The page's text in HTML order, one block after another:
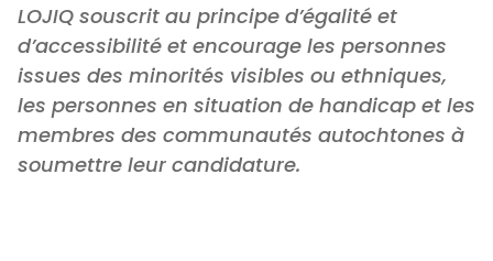
LOJIQ souscrit au principe d’égalité et
d’accessibilité et encourage les personnes
issues des minorités visibles ou ethniques,
les personnes en situation de handicap et les
membres des communautés autochtones à
soumettre leur candidature.